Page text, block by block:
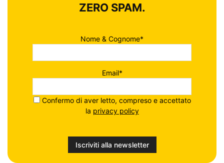
ZERO SPAM.
Nome & Cognome*
Email*
Confermo di aver letto, compreso e accettato
la privacy policy